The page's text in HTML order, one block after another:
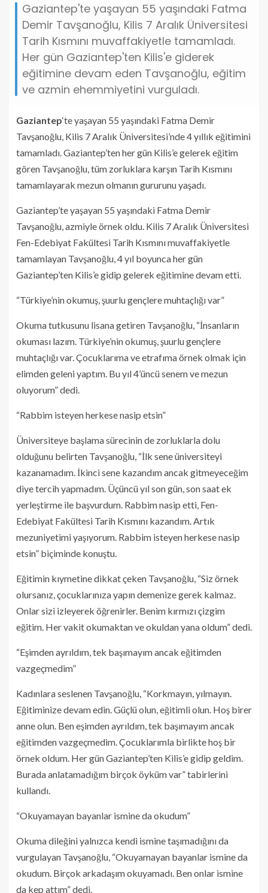
Gaziantep'te yaşayan 55 yaşındaki Fatma
Demir Tavşanoğlu, Kilis 7 Aralık Üniversitesi
Tarih Kısmını muvaffakiyetle tamamladı.
Her gün Gaziantep'ten Kilis'e giderek
eğitimine devam eden Tavşanoğlu, eğitim
ve azmin ehemmiyetini vurguladı.
Gaziantep‘te yaşayan 55 yaşındaki Fatma Demir
Tavşanoğlu, Kilis 7 Aralık Üniversitesi’nde 4 yıllık eğitimini
tamamladı. Gaziantep’ten her gün Kilis’e gelerek eğitim
gören Tavşanoğlu, tüm zorluklara karşın Tarih Kısmını
tamamlayarak mezun olmanın gururunu yaşadı.
Gaziantep’te yaşayan 55 yaşındaki Fatma Demir
Tavşanoğlu, azmiyle örnek oldu. Kilis 7 Aralık Üniversitesi
Fen-Edebiyat Fakültesi Tarih Kısmını muvaffakiyetle
tamamlayan Tavşanoğlu, 4 yıl boyunca her gün
Gaziantep’ten Kilis’e gidip gelerek eğitimine devam etti.
“Türkiye’nin okumuş, şuurlu gençlere muhtaçlığı var”
Okuma tutkusunu lisana getiren Tavşanoğlu, “İnsanların
okuması lazım. Türkiye’nin okumuş, şuurlu gençlere
muhtaçlığı var. Çocuklarıma ve etrafıma örnek olmak için
elimden geleni yaptım. Bu yıl 4’üncü senem ve mezun
oluyorum” dedi.
“Rabbim isteyen herkese nasip etsin”
Üniversiteye başlama sürecinin de zorluklarla dolu
olduğunu belirten Tavşanoğlu, “İlk sene üniversiteyi
kazanamadım. İkinci sene kazandım ancak gitmeyeceğim
diye tercih yapmadım. Üçüncü yıl son gün, son saat ek
yerleştirme ile başvurdum. Rabbim nasip etti, Fen-
Edebiyat Fakültesi Tarih Kısmını kazandım. Artık
mezuniyetimi yaşıyorum. Rabbim isteyen herkese nasip
etsin” biçiminde konuştu.
Eğitimin kıymetine dikkat çeken Tavşanoğlu, “Siz örnek
olursanız, çocuklarınıza yapın demenize gerek kalmaz.
Onlar sizi izleyerek öğrenirler. Benim kırmızı çizgim
eğitim. Her vakit okumaktan ve okuldan yana oldum” dedi.
“Eşimden ayrıldım, tek başımayım ancak eğitimden
vazgeçmedim”
Kadınlara seslenen Tavşanoğlu, “Korkmayın, yılmayın.
Eğitiminize devam edin. Güçlü olun, eğitimli olun. Hoş birer
anne olun. Ben eşimden ayrıldım, tek başımayım ancak
eğitimden vazgeçmedim. Çocuklarımla birlikte hoş bir
örnek oldum. Her gün Gaziantep’ten Kilis’e gidip geldim.
Burada anlatamadığım birçok öyküm var” tabirlerini
kullandı.
“Okuyamayan bayanlar ismine da okudum”
Okuma dileğini yalnızca kendi ismine taşımadığını da
vurgulayan Tavşanoğlu, “Okuyamayan bayanlar ismine da
okudum. Birçok arkadaşım okuyamadı. Ben onlar ismine
da kep attım” dedi.